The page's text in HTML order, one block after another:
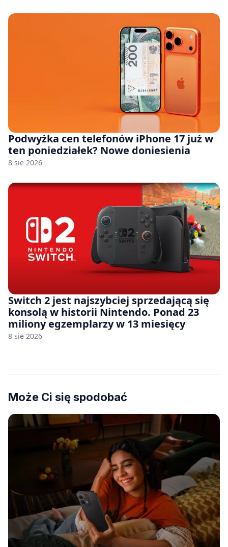
Podwyżka cen telefonów iPhone 17 już w
ten poniedziałek? Nowe doniesienia
8 sie 2026
Switch 2 jest najszybciej sprzedającą się
konsolą w historii Nintendo. Ponad 23
miliony egzemplarzy w 13 miesięcy
8 sie 2026
Może Ci się spodobać